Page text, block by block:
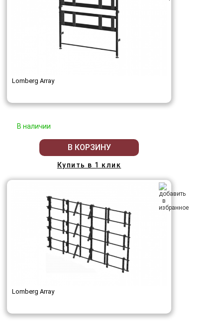
Lomberg Array
В наличии
В КОРЗИНУ
Купить в 1 клик
Lomberg Array